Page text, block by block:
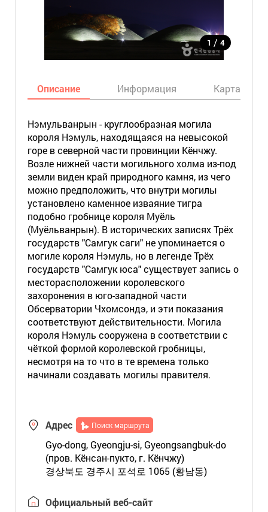
1 / 4
Описание Информация Карта
Нэмульванрын - круглообразная могила
короля Нэмуль, находящаяся на невысокой
горе в северной части провинции Кёнчжу.
Возле нижней части могильного холма из-под
земли виден край природного камня, из чего
можно предположить, что внутри могилы
установлено каменное изваяние тигра
подобно гробнице короля Муёль
(Муёльванрын). В исторических записях Трёх
государств "Самгук саги" не упоминается о
могиле короля Нэмуль, но в легенде Трёх
государств "Самгук юса" существует запись о
месторасположении королевского
захоронения в юго-западной части
Обсерватории Чхомсондэ, и эти показания
соответствуют действительности. Могила
короля Нэмуль сооружена в соответствии с
чёткой формой королевской гробницы,
несмотря на то что в те времена только
начинали создавать могилы правителя.
Адрес Поиск маршрута
Gyo-dong, Gyeongju-si, Gyeongsangbuk-do
(пров. Кёнсан-пукто, г. Кёнчжу)
경상북도 경주시 포석로 1065 (황남동)
Официальный веб-сайт